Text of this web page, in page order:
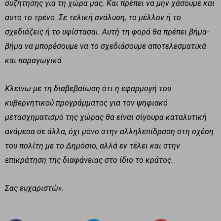
συζήτησης για τη χώρα μας. Και πρέπει να μην χάσουμε και
αυτό το τρένο. Σε τελική ανάλυση, το μέλλον ή το
σχεδιάζεις ή το υφίστασαι. Αυτή τη φορά θα πρέπει βήμα-
βήμα να μπορέσουμε να το σχεδιάσουμε αποτελεσματικά
και παραγωγικά.
Κλείνω με τη διαβεβαίωση ότι η εφαρμογή του
κυβερνητικού προγράμματος για τον ψηφιακό
μετασχηματισμό της χώρας θα είναι σίγουρα καταλυτική
ανάμεσα σε άλλα, όχι μόνο στην αλληλεπίδραση στη σχέση
του πολίτη με το Δημόσιο, αλλά εν τέλει και στην
επικράτηση της διαφάνειας στο ίδιο το κράτος.
Σας ευχαριστώ».